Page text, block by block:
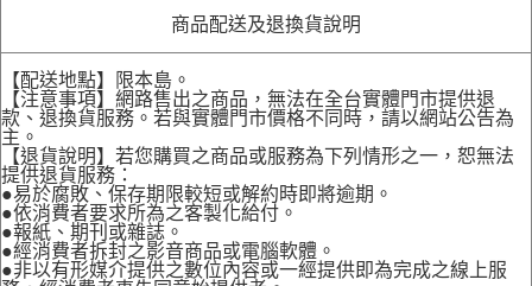
商品配送及退換貨說明
【配送地點】限本島。
【注意事項】網路售出之商品，無法在全台實體門市提供退
款、退換貨服務。若與實體門市價格不同時，請以網站公告為
主。
【退貨說明】若您購買之商品或服務為下列情形之一，恕無法
提供退貨服務：
●易於腐敗、保存期限較短或解約時即將逾期。
●依消費者要求所為之客製化給付。
●報紙、期刊或雜誌。
●經消費者拆封之影音商品或電腦軟體。
●非以有形媒介提供之數位內容或一經提供即為完成之線上服